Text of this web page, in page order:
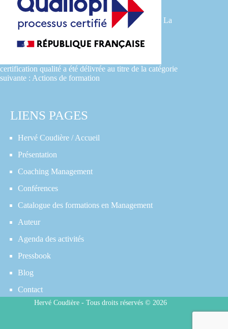
La
certification qualité a été délivrée au titre de la catégorie
suivante : Actions de formation
LIENS PAGES
Hervé Coudière / Accueil
Présentation
Coaching Management
Conférences
Catalogue des formations en Management
Auteur
Agenda des activités
Pressbook
Blog
Contact
Hervé Coudière - Tous droits réservés © 2026